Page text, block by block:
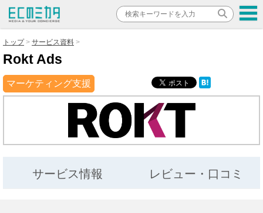
トップ サービス資料
Rokt Ads
マーケティング支援
サービス情報 レビュー・口コミ